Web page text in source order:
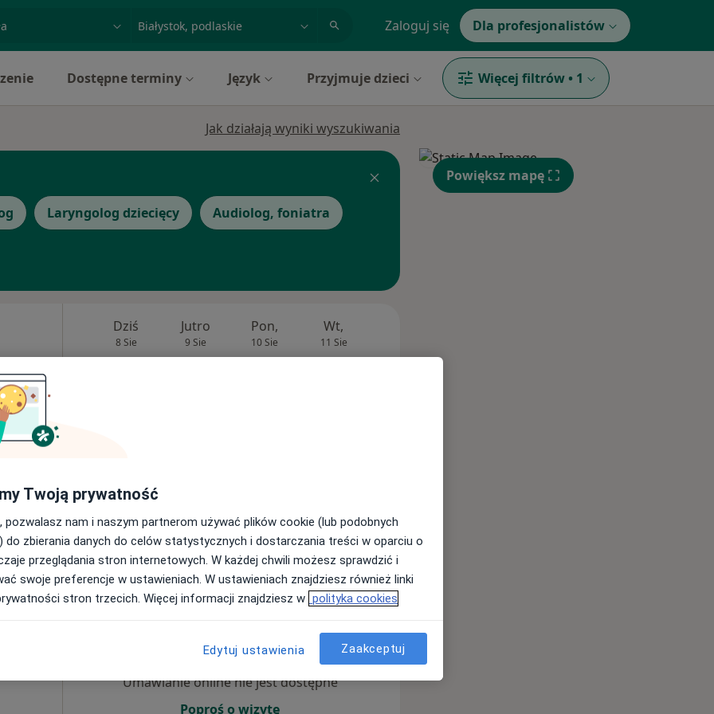
badanie lub nazwisko Zaloguj się Dla profesjonalistów
Dostępne terminy Język Przyjmuje dzieci Więcej filtrów • 1
Jak działają wyniki wyszukiwania
Laryngolog dziecięcy Audiolog, foniatra
300 zł
Dziś
8 Sie
Jutro
9 Sie
Pon,
10 Sie
Wt,
11 Sie
Pon, Wt, Śr,
Umawianie online nie jest dostępne
Poproś o wizytę
Powiększ mapę
Twoją prywatność
pozwalasz nam i naszym partnerom używać plików cookie (lub podobnych
do zbierania danych do celów statystycznych i dostarczania treści w oparciu o
przeglądania stron internetowych. W każdej chwili możesz sprawdzić i
swoje preferencje w ustawieniach. W ustawieniach znajdziesz również linki
stron trzecich. Więcej informacji znajdziesz w polityka cookies
Edytuj ustawienia Zaakceptuj